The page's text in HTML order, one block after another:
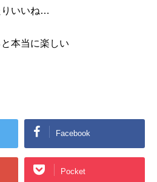
りいいね…
本当に楽しい
Facebook
Pocket